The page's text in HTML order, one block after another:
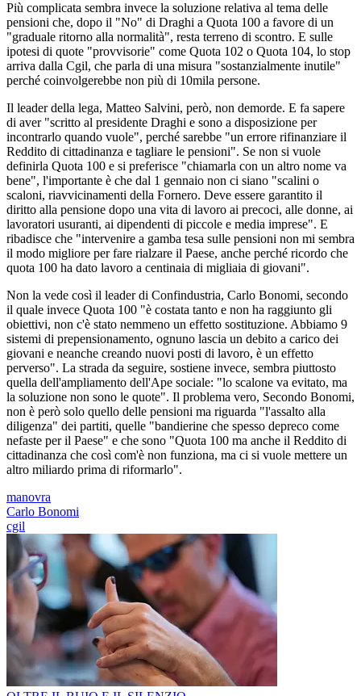
Più complicata sembra invece la soluzione relativa al tema delle
pensioni che, dopo il "No" di Draghi a Quota 100 a favore di un
"graduale ritorno alla normalità", resta terreno di scontro. E sulle
ipotesi di quote "provvisorie" come Quota 102 o Quota 104, lo stop
arriva dalla Cgil, che parla di una misura "sostanzialmente inutile"
perché coinvolgerebbe non più di 10mila persone.
Il leader della lega, Matteo Salvini, però, non demorde. E fa sapere
di aver "scritto al presidente Draghi e sono a disposizione per
incontrarlo quando vuole", perché sarebbe "un errore rifinanziare il
Reddito di cittadinanza e tagliare le pensioni". Se non si vuole
definirla Quota 100 e si preferisce "chiamarla con un altro nome va
bene", l'importante è che dal 1 gennaio non ci siano "scalini o
scaloni, riavvicinamenti della Fornero. Deve essere garantito il
diritto alla pensione dopo una vita di lavoro ai precoci, alle donne, ai
lavoratori usuranti, ai dipendenti di piccole e media imprese". E
ribadisce che "intervenire a gamba tesa sulle pensioni non mi sembra
il modo migliore per fare rialzare il Paese, anche perché ricordo che
quota 100 ha dato lavoro a centinaia di migliaia di giovani".
Non la vede così il leader di Confindustria, Carlo Bonomi, secondo
il quale invece Quota 100 "è costata tanto e non ha raggiunto gli
obiettivi, non c'è stato nemmeno un effetto sostituzione. Abbiamo 9
sistemi di prepensionamento, ognuno lascia un debito a carico dei
giovani e neanche creando nuovi posti di lavoro, è un effetto
perverso". La strada da seguire, sostiene invece, sembra piuttosto
quella dell'ampliamento dell'Ape sociale: "lo scalone va evitato, ma
la soluzione non sono le quote". Il problema vero, Secondo Bonomi,
non è però solo quello delle pensioni ma riguarda "l'assalto alla
diligenza" dei partiti, quelle "bandierine che spesso depreco come
nefaste per il Paese" e che sono "Quota 100 ma anche il Reddito di
cittadinanza che così com'è non funziona, ma ci si vuole mettere un
altro miliardo prima di riformarlo".
manovra
Carlo Bonomi
cgil